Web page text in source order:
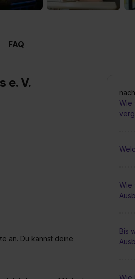
FAQ
Wie
Wie
Bis
Wie
e. V.
an. Du kannst deine